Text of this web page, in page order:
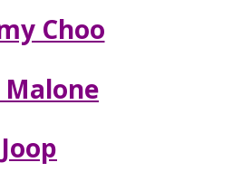
Choo
Malone
Joop